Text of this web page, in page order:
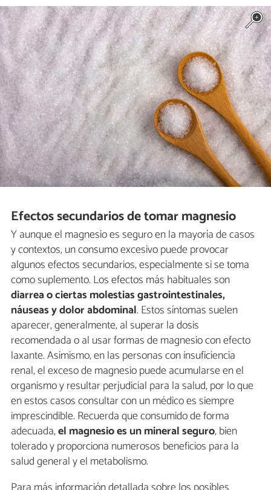
Efectos secundarios de tomar magnesio
Y aunque el magnesio es seguro en la mayoría de casos
y contextos, un consumo excesivo puede provocar
algunos efectos secundarios, especialmente si se toma
como suplemento. Los efectos más habituales son
diarrea o ciertas molestias gastrointestinales,
náuseas y dolor abdominal. Estos síntomas suelen
aparecer, generalmente, al superar la dosis
recomendada o al usar formas de magnesio con efecto
laxante. Asimismo, en las personas con insuficiencia
renal, el exceso de magnesio puede acumularse en el
organismo y resultar perjudicial para la salud, por lo que
en estos casos consultar con un médico es siempre
imprescindible. Recuerda que consumido de forma
adecuada,el magnesio es un mineral seguro, bien
tolerado y proporciona numerosos beneficios para la
salud general y el metabolismo.